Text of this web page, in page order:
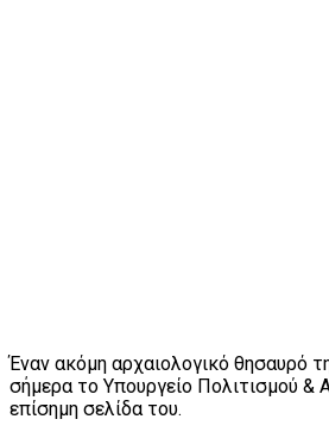
Έναν ακόμη αρχαιολογικό θησαυρό
σήμερα το Υπουργείο Πολιτισμού &
επίσημη σελίδα του.